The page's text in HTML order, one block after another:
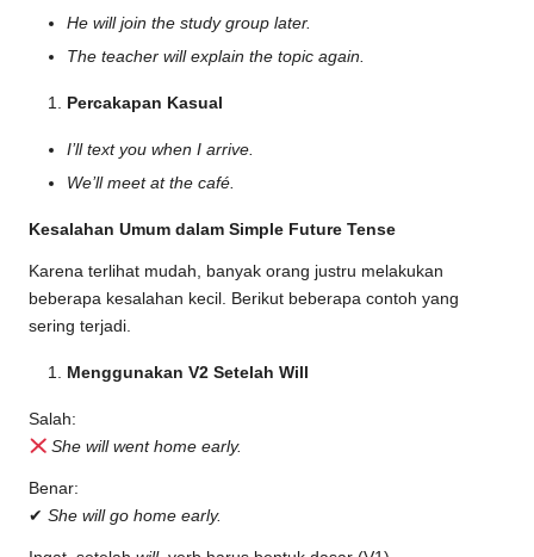
He will join the study group later.
The teacher will explain the topic again.
Percakapan Kasual
I’ll text you when I arrive.
We’ll meet at the café.
Kesalahan Umum dalam Simple Future Tense
Karena terlihat mudah, banyak orang justru melakukan
beberapa kesalahan kecil. Berikut beberapa contoh yang
sering terjadi.
Menggunakan V2 Setelah Will
Salah:
She will went home early.
Benar:
✔ She will go home early.